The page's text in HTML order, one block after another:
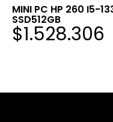
MINI PC HP 260 I5-
SSD512GB
$1.528.306